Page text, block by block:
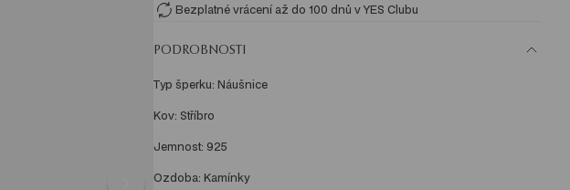
Bezplatné vrácení až do 100 dnů v YES Clubu
PODROBNOSTI
Typ šperku: Náušnice
Kov: Stříbro
Jemnost: 925
Ozdoba: Kamínky